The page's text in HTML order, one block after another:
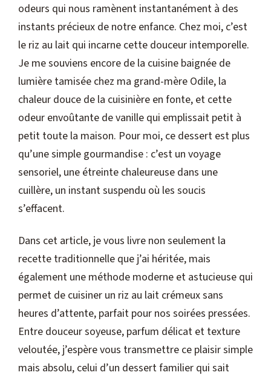
odeurs qui nous ramènent instantanément à des
instants précieux de notre enfance. Chez moi, c’est
le riz au lait qui incarne cette douceur intemporelle.
Je me souviens encore de la cuisine baignée de
lumière tamisée chez ma grand-mère Odile, la
chaleur douce de la cuisinière en fonte, et cette
odeur envoûtante de vanille qui emplissait petit à
petit toute la maison. Pour moi, ce dessert est plus
qu’une simple gourmandise : c’est un voyage
sensoriel, une étreinte chaleureuse dans une
cuillère, un instant suspendu où les soucis
s’effacent.
Dans cet article, je vous livre non seulement la
recette traditionnelle que j’ai héritée, mais
également une méthode moderne et astucieuse qui
permet de cuisiner un riz au lait crémeux sans
heures d’attente, parfait pour nos soirées pressées.
Entre douceur soyeuse, parfum délicat et texture
veloutée, j’espère vous transmettre ce plaisir simple
mais absolu, celui d’un dessert familier qui sait